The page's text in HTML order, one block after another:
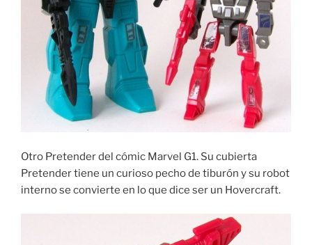
Otro Pretender del cómic Marvel G1. Su cubierta
Pretender tiene un curioso pecho de tiburón y su robot
interno se convierte en lo que dice ser un Hovercraft.